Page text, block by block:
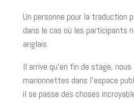
Un personne pour la traduction
dans le cas où les participants
anglais.
Il arrive qu’en fin de stage,
marionnettes dans l’espace
il se passe des choses